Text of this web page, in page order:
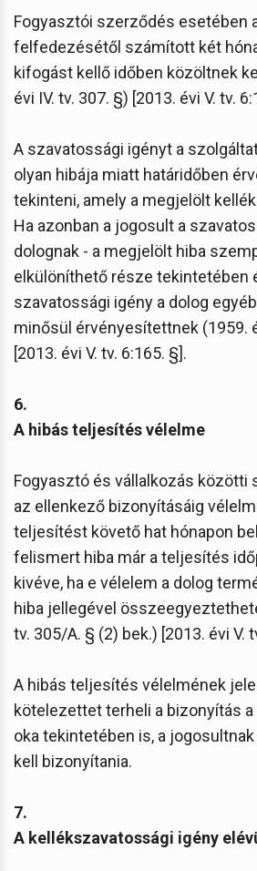
Fogyasztói szerződés esetében
felfedezésétől számított két
kifogást kellő időben közöltnek
évi IV. tv. 307. §) [2013. évi V. tv.
A szavatossági igényt a
olyan hibája miatt határidőben
tekinteni, amely a megjelölt
Ha azonban a jogosult a
dolognak - a megjelölt hiba
elkülöníthető része tekintetében
szavatossági igény a dolog
minősül érvényesítettnek (1959.
[2013. évi V. tv. 6:165. §].
6.
A hibás teljesítés vélelme
Fogyasztó és vállalkozás közötti
az ellenkező bizonyításáig
teljesítést követő hat hónapon
felismert hiba már a teljesítés
kivéve, ha e vélelem a dolog
hiba jellegével
tv. 305/A. § (2) bek.) [2013. évi V.
A hibás teljesítés vélelmének
kötelezettet terheli a bizonyítás a
oka tekintetében is, a
kell bizonyítania.
7.
A kellékszavatossági igény